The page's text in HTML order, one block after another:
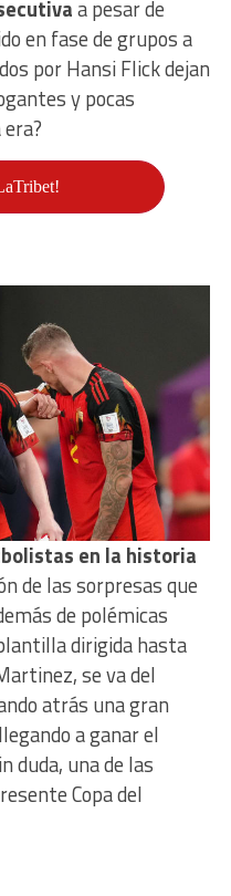
a pesar de
en fase de grupos a
por Hansi Flick dejan
y pocas
en la historia
de las sorpresas que
de polémicas
dirigida hasta
se va del
atrás una gran
a ganar el
duda, una de las
Copa del